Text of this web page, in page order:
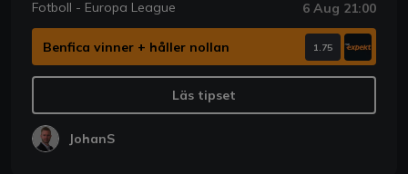
Fotboll - Europa League 6 Aug 21:00
Benfica vinner + håller nollan 1.75
Läs tipset
JohanS